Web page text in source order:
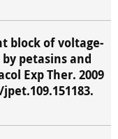
block of voltage-
by petasins and
Exp Ther. 2009
jpet.109.151183.